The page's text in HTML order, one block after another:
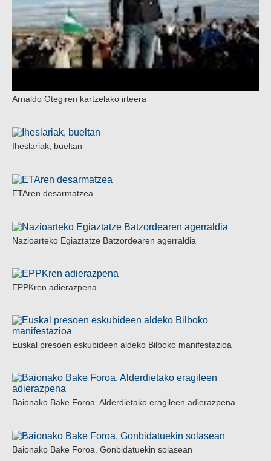
Arnaldo Otegiren kartzelako irteera
Iheslariak, bueltan
ETAren desarmatzea
Nazioarteko Egiaztatze Batzordearen agerraldia
EPPKren adierazpena
Euskal presoen eskubideen aldeko Bilboko manifestazioa
Baionako Bake Foroa. Alderdietako eragileen adierazpena
Baionako Bake Foroa. Gonbidatuekin solasean